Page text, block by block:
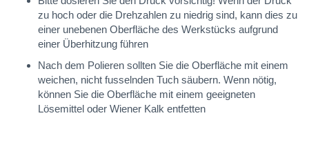
zu hoch oder die Drehzahlen zu niedrig sind, kann dies zu
einer unebenen Oberfläche des Werkstücks aufgrund
einer Überhitzung führen
Nach dem Polieren sollten Sie die Oberfläche mit einem
weichen, nicht fusselnden Tuch säubern. Wenn nötig,
können Sie die Oberfläche mit einem geeigneten
Lösemittel oder Wiener Kalk entfetten